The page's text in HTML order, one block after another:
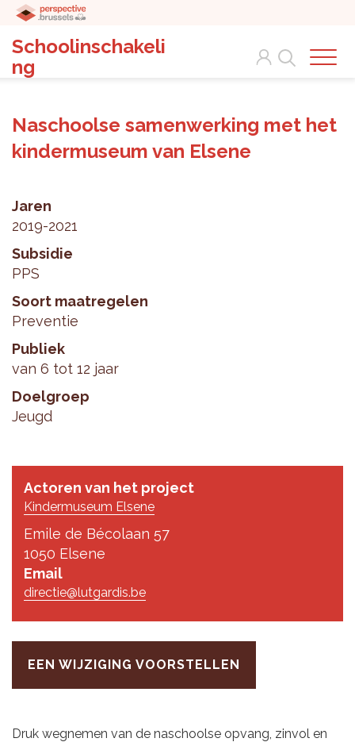
Schoolinschakeli
ng
Search
Naschoolse samenwerking met het
kindermuseum van Elsene
Jaren
2019-2021
Subsidie
PPS
Soort maatregelen
Preventie
Publiek
van 6 tot 12 jaar
Doelgroep
Jeugd
Actoren van het project
Kindermuseum Elsene
Emile de Bécolaan 57
1050 Elsene
Email
directie@lutgardis.be
EEN WIJZIGING VOORSTELLEN
Druk wegnemen van de naschoolse opvang, zinvol en